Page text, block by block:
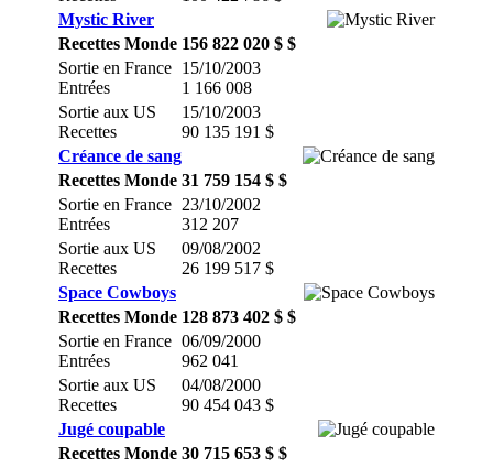
Mystic River
Recettes Monde 156 822 020 $ $
Sortie en France
Entrées
15/10/2003
1 166 008
Sortie aux US
Recettes
15/10/2003
90 135 191 $
Créance de sang
Recettes Monde 31 759 154 $ $
Sortie en France
Entrées
23/10/2002
312 207
Sortie aux US
Recettes
09/08/2002
26 199 517 $
Space Cowboys
Recettes Monde 128 873 402 $ $
Sortie en France
Entrées
06/09/2000
962 041
Sortie aux US
Recettes
04/08/2000
90 454 043 $
Jugé coupable
Recettes Monde 30 715 653 $ $